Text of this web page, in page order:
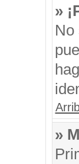
»
No
»